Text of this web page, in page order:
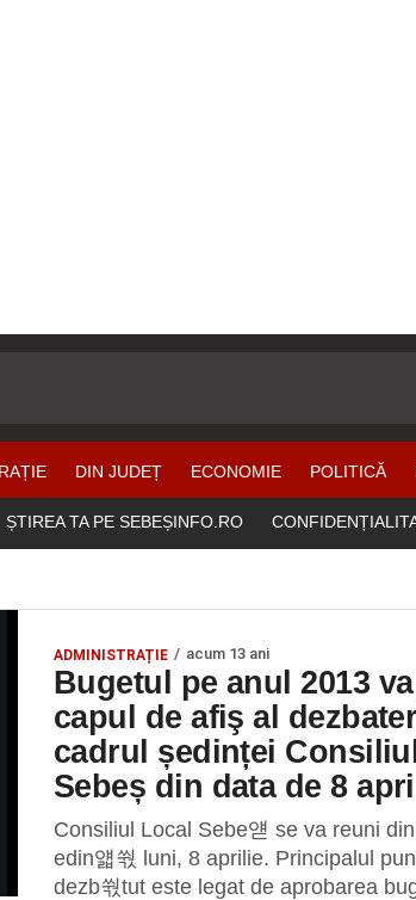
DIN JUDEȚ ECONOMIE POLITICĂ
ȘTIREA TA PE SEBEȘINFO.RO
ADMINISTRAȚIE acum 13 ani
Bugetul pe anul 2013
capul de afiş al
cadrul ședinței
Sebeș din data de 8
Consiliul Local Sebe얟 se va reuni
edin얣쒃 luni, 8 aprilie. Principalul
dezb쒃tut este legat de aprobarea